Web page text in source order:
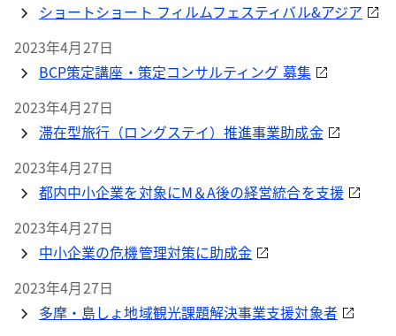
ショートショート フィルムフェスティバル&アジア
2023年4月27日
BCP策定講座・策定コンサルティング 募集
2023年4月27日
滞在型旅行（ロングステイ）推進事業助成金
2023年4月27日
都内中小企業を対象にM＆A後の経営統合を支援
2023年4月27日
中小企業の危機管理対策に助成金
2023年4月27日
多摩・島しょ地域観光課題解決事業支援対象者